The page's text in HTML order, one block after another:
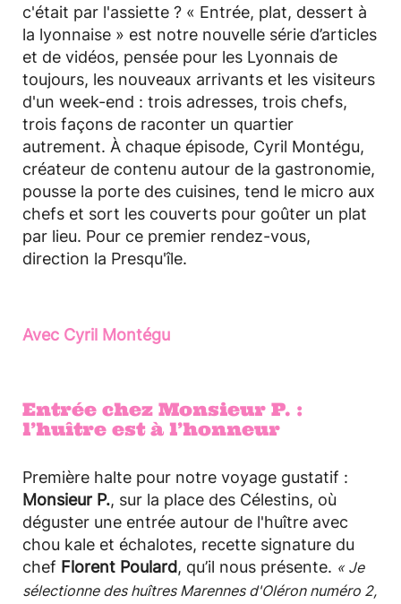
c'était par l'assiette ? « Entrée, plat, dessert à
la lyonnaise » est notre nouvelle série d’articles
et de vidéos, pensée pour les Lyonnais de
toujours, les nouveaux arrivants et les visiteurs
d'un week-end : trois adresses, trois chefs,
trois façons de raconter un quartier
autrement. À chaque épisode, Cyril Montégu,
créateur de contenu autour de la gastronomie,
pousse la porte des cuisines, tend le micro aux
chefs et sort les couverts pour goûter un plat
par lieu. Pour ce premier rendez-vous,
direction la Presqu'île.
Avec Cyril Montégu
Entrée chez Monsieur P. :
l’huître est à l’honneur
Première halte pour notre voyage gustatif :
Monsieur P., sur la place des Célestins, où
déguster une entrée autour de l'huître avec
chou kale et échalotes, recette signature du
chef Florent Poulard, qu’il nous présente. « Je
sélectionne des huîtres Marennes d'Oléron numéro 2,